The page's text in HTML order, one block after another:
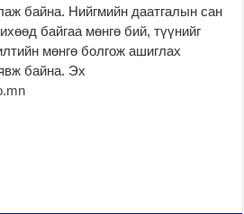
байна. Нийгмийн даатгалын сан
байгаа мөнгө бий, түүнийг
мөнгө болгож ашиглах
байна. Эх